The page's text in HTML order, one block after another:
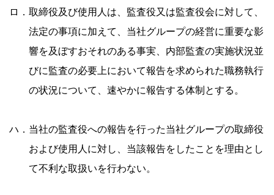
ロ．取締役及び使用人は、監査役又は監査役会に対して、
法定の事項に加えて、当社グループの経営に重要な影
響を及ぼすおそれのある事実、内部監査の実施状況並
びに監査の必要上において報告を求められた職務執行
の状況について、速やかに報告する体制とする。
ハ．当社の監査役への報告を行った当社グループの取締役
および使用人に対し、当該報告をしたことを理由とし
て不利な取扱いを行わない。